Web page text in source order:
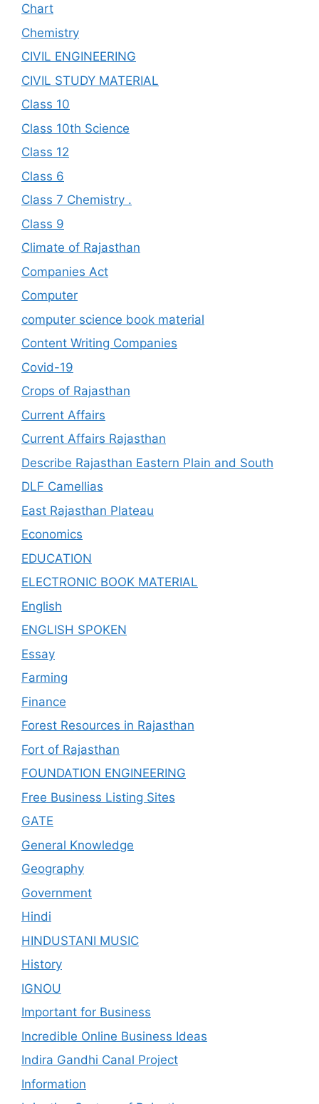
Chart
Chemistry
CIVIL ENGINEERING
CIVIL STUDY MATERIAL
Class 10
Class 10th Science
Class 12
Class 6
Class 7 Chemistry .
Class 9
Climate of Rajasthan
Companies Act
Computer
computer science book material
Content Writing Companies
Covid-19
Crops of Rajasthan
Current Affairs
Current Affairs Rajasthan
Describe Rajasthan Eastern Plain and South
DLF Camellias
East Rajasthan Plateau
Economics
EDUCATION
ELECTRONIC BOOK MATERIAL
English
ENGLISH SPOKEN
Essay
Farming
Finance
Forest Resources in Rajasthan
Fort of Rajasthan
FOUNDATION ENGINEERING
Free Business Listing Sites
GATE
General Knowledge
Geography
Government
Hindi
HINDUSTANI MUSIC
History
IGNOU
Important for Business
Incredible Online Business Ideas
Indira Gandhi Canal Project
Information